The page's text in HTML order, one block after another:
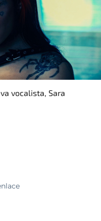
vocalista, Sara